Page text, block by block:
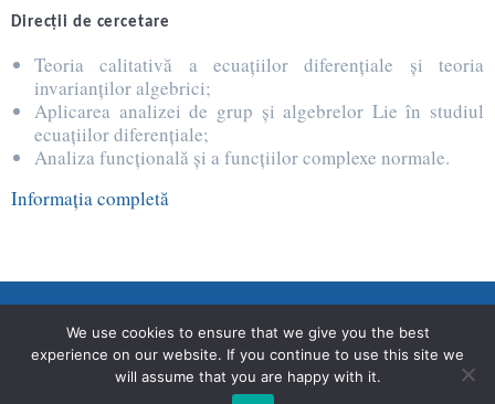
Direcţii de cercetare
Teoria calitativă a ecuaţiilor diferenţiale şi teoria
invarianţilor algebrici;
Aplicarea analizei de grup şi algebrelor Lie în studiul
ecuaţiilor diferenţiale;
Analiza funcţională şi a funcţiilor complexe normale.
Informația completă
Secție Programare Web al USM®
We use cookies to ensure that we give you the best
experience on our website. If you continue to use this site we
will assume that you are happy with it.